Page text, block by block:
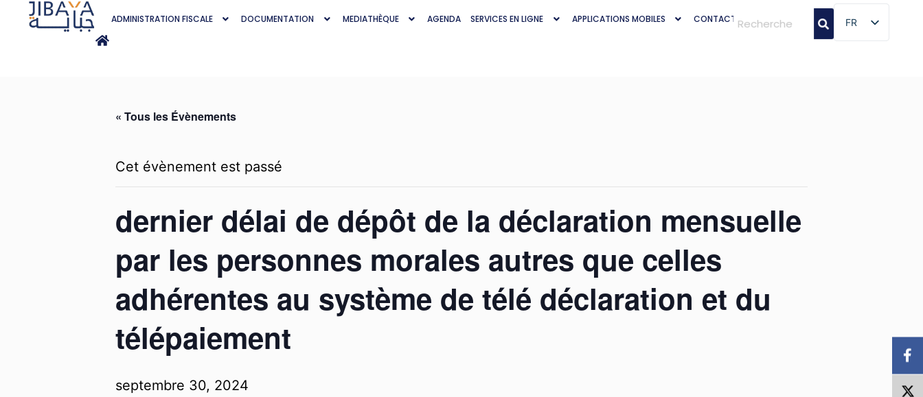
ADMINISTRATION FISCALE DOCUMENTATION MEDIATHÈQUE AGENDA SERVICES EN LIGNE APPLICATIONS MOBILES CONTACT FR
FR
« Tous les Évènements
Cet évènement est passé
dernier délai de dépôt de la déclaration mensuelle
par les personnes morales autres que celles
adhérentes au système de télé déclaration et du
télépaiement
septembre 30, 2024